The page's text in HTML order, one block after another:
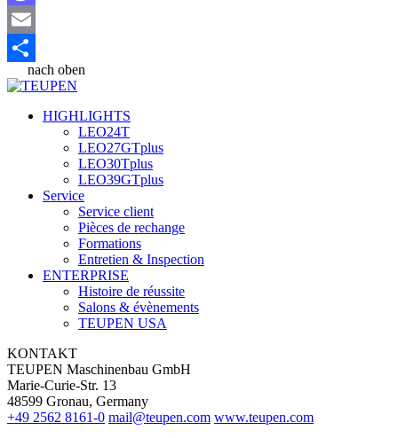
Mastodon
Email
Partager
nach oben
HIGHLIGHTS
LEO24T
LEO27GTplus
LEO30Tplus
LEO39GTplus
Service
Service client
Pièces de rechange
Formations
Entretien & Inspection
ENTERPRISE
Histoire de réussite
Salons & évènements
TEUPEN USA
KONTAKT
TEUPEN Maschinenbau GmbH
Marie-Curie-Str. 13
48599 Gronau, Germany
+49 2562 8161-0 mail@teupen.com www.teupen.com